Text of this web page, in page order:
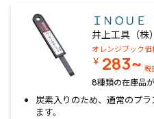
ＩＮＯＵ
井上工具（株）
オレンジブック価
￥ 283~ 税
8種類の在庫品
炭素入りのため、通常のプ
ます。